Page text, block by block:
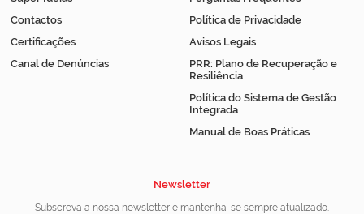
Contactos
Certificações
Canal de Denúncias
Política de Privacidade
Avisos Legais
PRR: Plano de Recuperação e
Resiliência
Política do Sistema de Gestão
Integrada
Manual de Boas Práticas
Newsletter
Subscreva a nossa newsletter e mantenha-se sempre atualizado.